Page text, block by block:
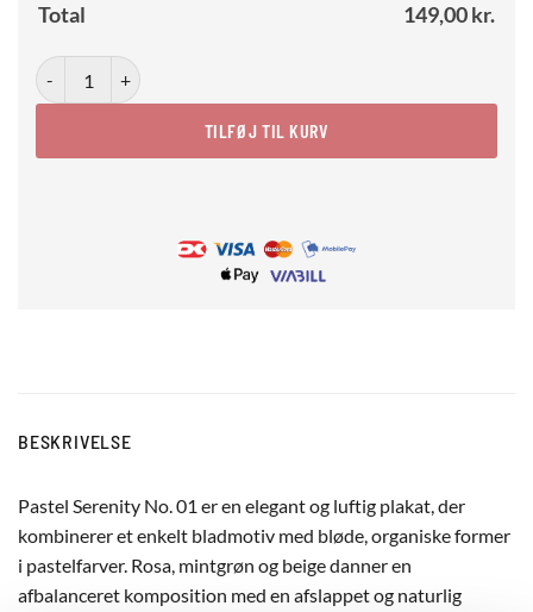
Total 149,00kr.
Pastel Serenity No. 01 antal
TILFØJ TIL KURV
BESKRIVELSE
Pastel Serenity No. 01 er en elegant og luftig plakat, der
kombinerer et enkelt bladmotiv med bløde, organiske former
i pastelfarver. Rosa, mintgrøn og beige danner en
afbalanceret komposition med en afslappet og naturlig